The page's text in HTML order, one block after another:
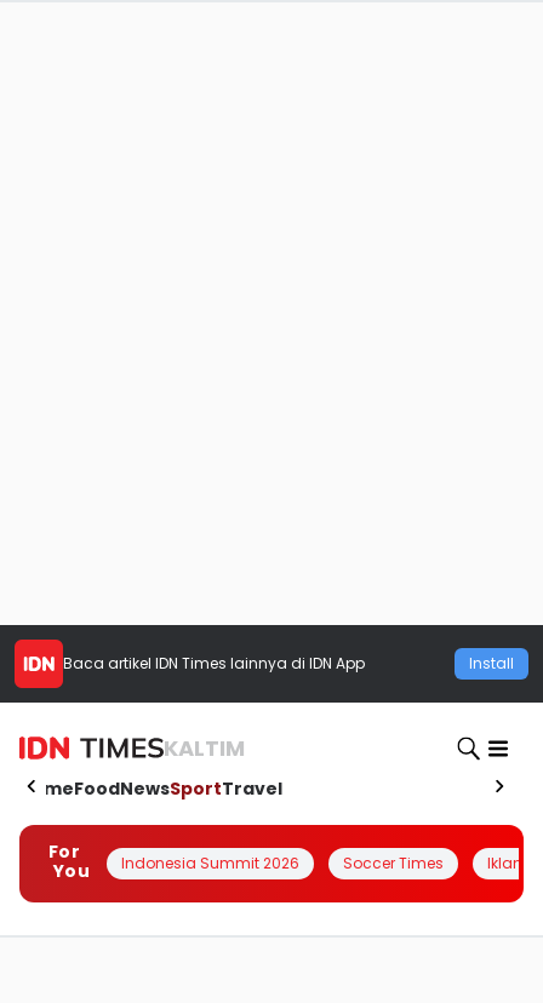
Baca artikel IDN Times lainnya di IDN App Install
KALTIM
HomeFoodNewsSportTravel
For
You
Indonesia Summit 2026 Soccer Times Iklanin